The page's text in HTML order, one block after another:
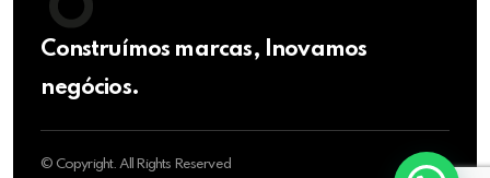
Construímos marcas, Inovamos
negócios.
© Copyright. All Rights Reserved